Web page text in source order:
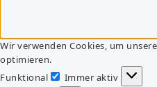
Wir verwenden Cookies, um
optimieren.
Funktional
Funktional
Immer aktiv